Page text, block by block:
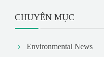
CHUYÊN MỤC
Environmental News